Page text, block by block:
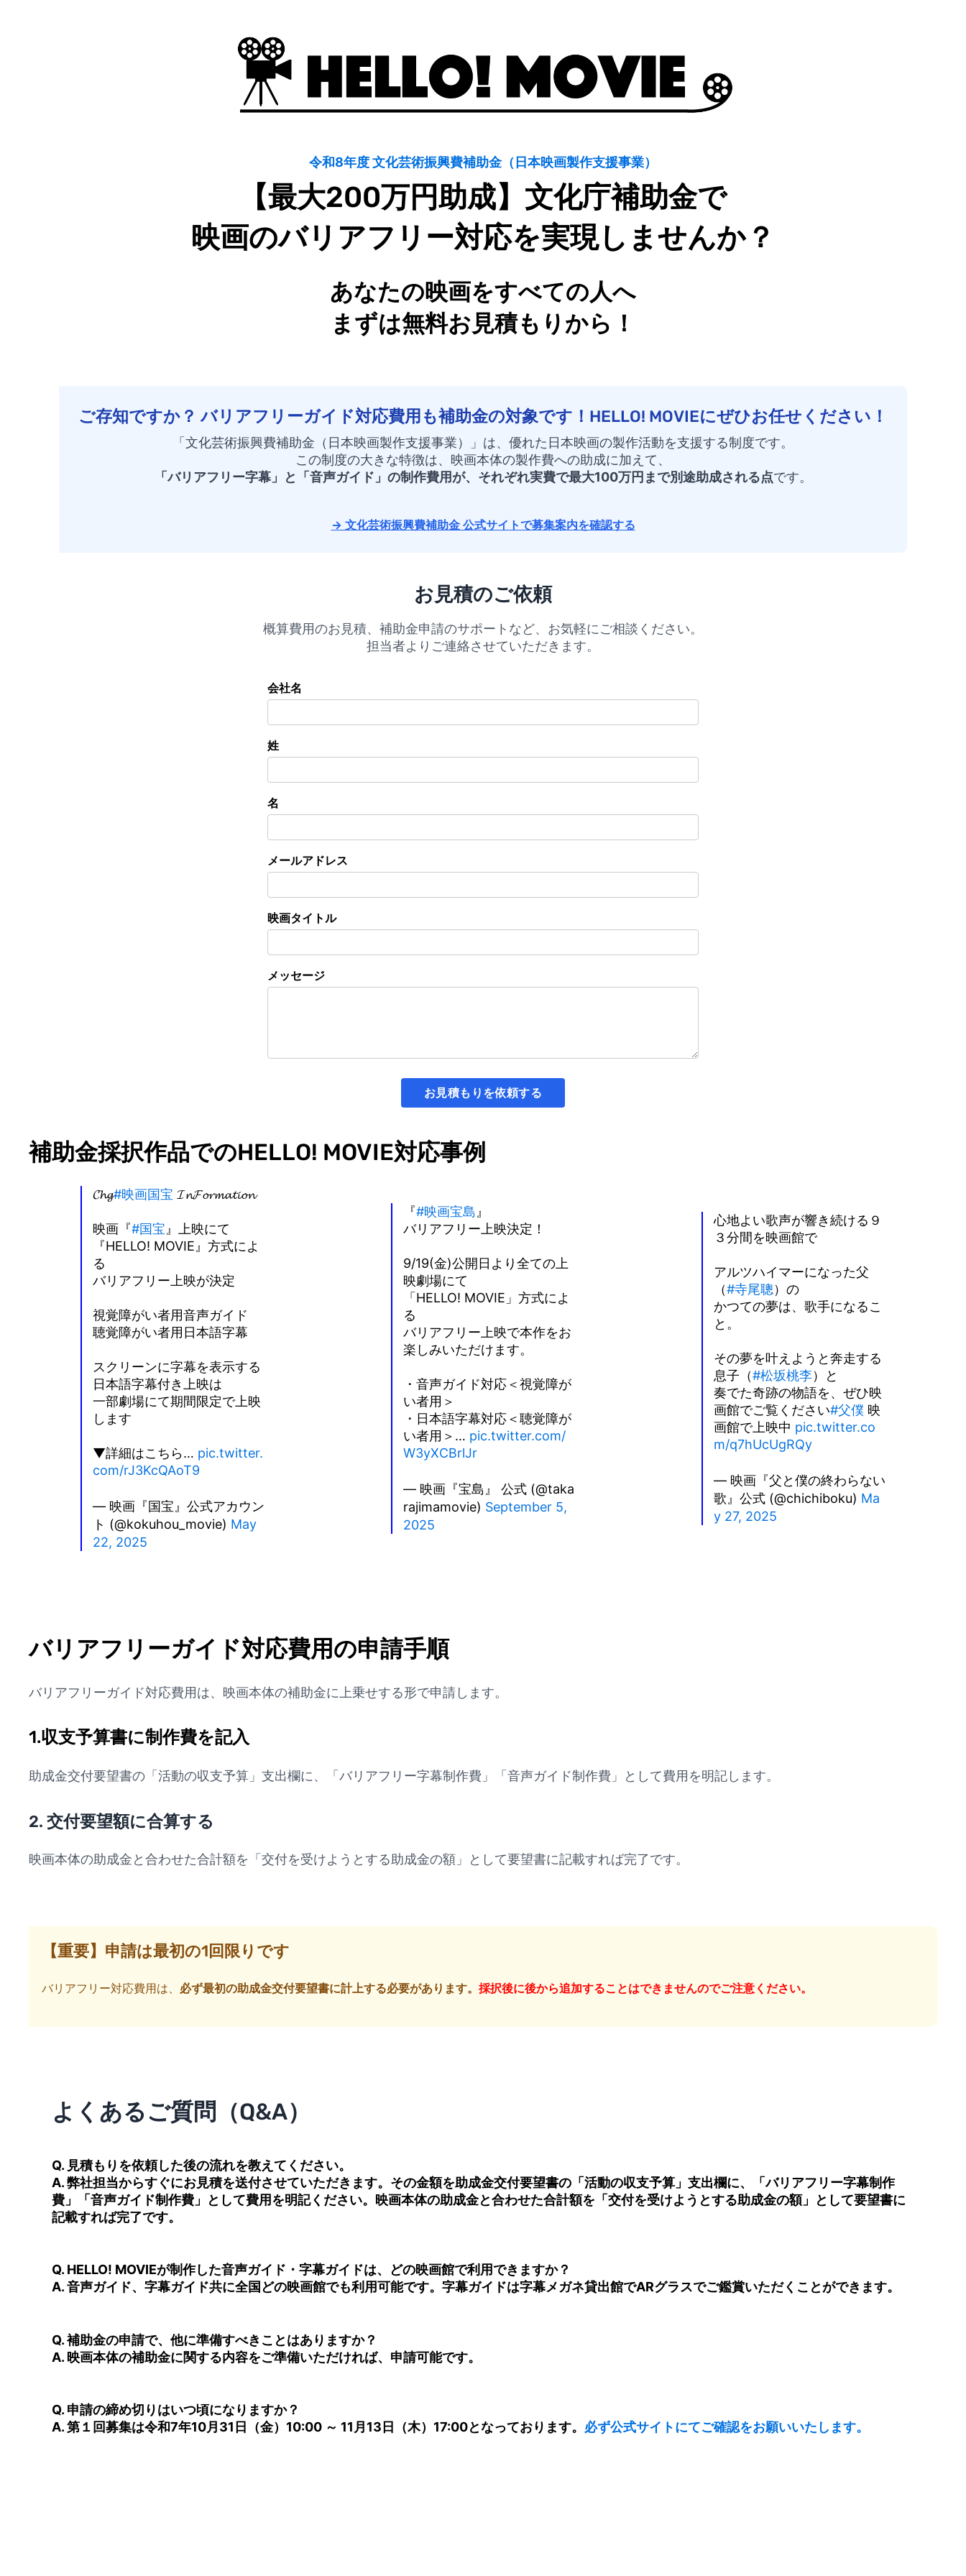
令和8年度 文化芸術振興費補助金（日本映画製作支援事業）
【最大200万円助成】文化庁補助金で
映画のバリアフリー対応を実現しませんか？
あなたの映画をすべての人へ
まずは無料お見積もりから！
ご存知ですか？ バリアフリーガイド対応費用も補助金の対象です！HELLO! MOVIEにぜひお任せください！
「文化芸術振興費補助金（日本映画製作支援事業）」は、優れた日本映画の製作活動を支援する制度です。
この制度の大きな特徴は、映画本体の製作費への助成に加えて、
「バリアフリー字幕」と「音声ガイド」の制作費用が、それぞれ実費で最大100万円まで別途助成される点です。
→ 文化芸術振興費補助金 公式サイトで募集案内を確認する
お見積のご依頼
概算費用のお見積、補助金申請のサポートなど、お気軽にご相談ください。
担当者よりご連絡させていただきます。
会社名
姓
名
メールアドレス
映画タイトル
メッセージ
補助金採択作品でのHELLO! MOVIE対応事例
𝓒𝓱𝓰#映画国宝 𝓘𝓷𝓕𝓸𝓻𝓶𝓪𝓽𝓲𝓸𝓷
映画『#国宝 』上映にて
『HELLO! MOVIE』方式によ
る
バリアフリー上映が決定
視覚障がい者用音声ガイド
聴覚障がい者用日本語字幕
スクリーンに字幕を表示する
日本語字幕付き上映は
一部劇場にて期間限定で上映
します
▼詳細はこちら… pic.twitter.
com/rJ3KcQAoT9
— 映画『国宝』公式アカウン
ト (@kokuhou_movie) May
22, 2025
『#映画宝島 』
バリアフリー上映決定！
9/19(金)公開日より全ての上
映劇場にて
「HELLO! MOVIE」方式によ
る
バリアフリー上映で本作をお
楽しみいただけます。
・音声ガイド対応＜視覚障が
い者用＞
・日本語字幕対応＜聴覚障が
い者用＞… pic.twitter.com/
W3yXCBrlJr
— 映画『宝島』 公式 (@taka
rajimamovie) September 5,
2025
心地よい歌声が響き続ける９
３分間を映画館で
アルツハイマーになった父
（#寺尾聰）の
かつての夢は、歌手になるこ
と。
その夢を叶えようと奔走する
息子（#松坂桃李）と
奏でた奇跡の物語を、ぜひ映
画館でご覧ください#父僕 映
画館で上映中 pic.twitter.co
m/q7hUcUgRQy
— 映画『父と僕の終わらない
歌』公式 (@chichiboku) Ma
y 27, 2025
バリアフリーガイド対応費用の申請手順
バリアフリーガイド対応費用は、映画本体の補助金に上乗せする形で申請します。
1.収支予算書に制作費を記入
助成金交付要望書の「活動の収支予算」支出欄に、「バリアフリー字幕制作費」「音声ガイド制作費」として費用を明記します。
2. 交付要望額に合算する
映画本体の助成金と合わせた合計額を「交付を受けようとする助成金の額」として要望書に記載すれば完了です。
【重要】申請は最初の1回限りです
バリアフリー対応費用は、 必ず最初の助成金交付要望書に計上する必要があります。 採択後に後から追加することはできませんのでご注意ください。
よくあるご質問（Q&A）
Q. 見積もりを依頼した後の流れを教えてください。
A. 弊社担当からすぐにお見積を送付させていただきます。その金額を助成金交付要望書の「活動の収支予算」支出欄に、「バリアフリー字幕制作
費」「音声ガイド制作費」として費用を明記ください。映画本体の助成金と合わせた合計額を「交付を受けようとする助成金の額」として要望書に
記載すれば完了です。
Q. HELLO! MOVIEが制作した音声ガイド・字幕ガイドは、どの映画館で利用できますか？
A. 音声ガイド、字幕ガイド共に全国どの映画館でも利用可能です。字幕ガイドは字幕メガネ貸出館でARグラスでご鑑賞いただくことができます。
Q. 補助金の申請で、他に準備すべきことはありますか？
A. 映画本体の補助金に関する内容をご準備いただければ、申請可能です。
Q. 申請の締め切りはいつ頃になりますか？
A. 第１回募集は令和7年10月31日（金）10:00 ～ 11月13日（木）17:00となっております。 必ず公式サイトにてご確認をお願いいたします。